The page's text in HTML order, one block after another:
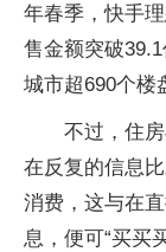
年春季，快手
售金额突破
城市超690个楼
不过，住
在反复的信息
消费，这与在
息，便可“买买